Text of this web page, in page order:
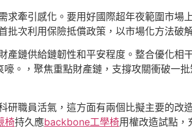
求牽引感化。要用好國際超年夜範圍市場
批次利用保險抵償政策，以市場化方法破
產鏈供給鏈韌性和平安程度。整合優化相
嚎。，聚焦重點財產鏈，支撐攻關衝破一
研職員活氣，這方面有兩個比擬主要的改
椅持久應backbone工學椅用權改造試點，